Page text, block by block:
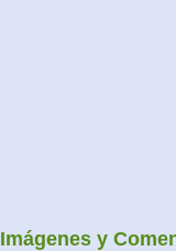
Imágenes y